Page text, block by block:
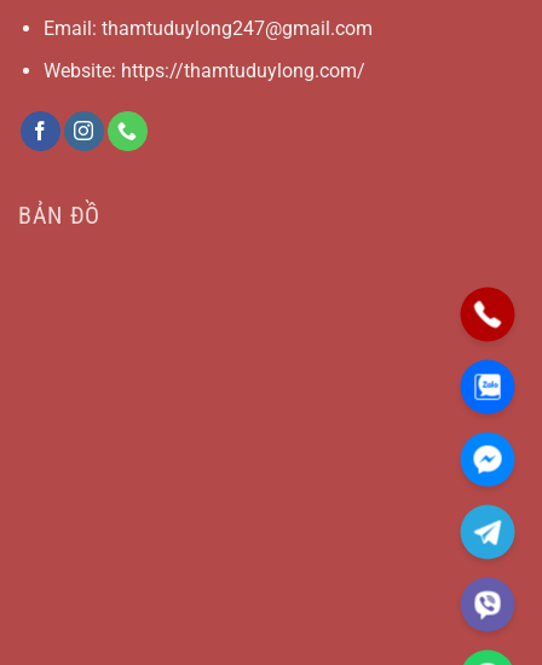
Email: thamtuduylong247@gmail.com
Website: https://thamtuduylong.com/
BẢN ĐỒ